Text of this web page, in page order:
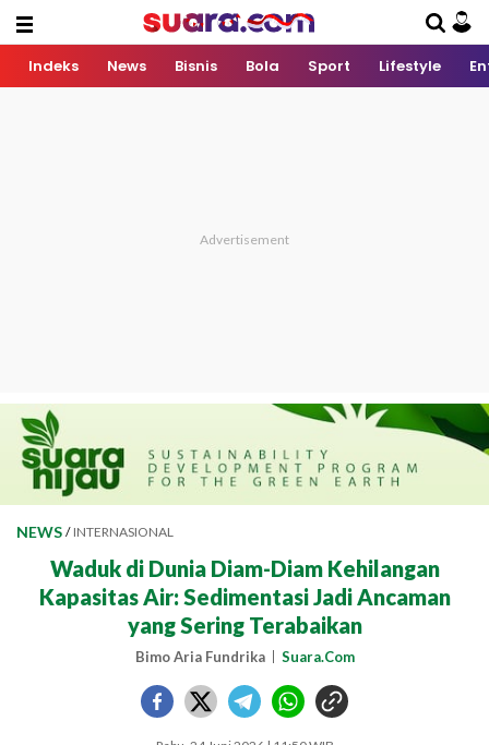
Indeks News Bisnis Bola Sport Lifestyle
NEWS / INTERNASIONAL
Waduk di Dunia Diam-Diam Kehilangan
Kapasitas Air: Sedimentasi Jadi Ancaman
yang Sering Terabaikan
Bimo Aria Fundrika Suara.Com